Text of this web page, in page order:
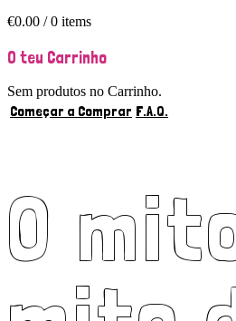
€0.00 / 0 items
O teu Carrinho
Sem produtos no Carrinho.
Começar a Comprar F.A.Q.
O